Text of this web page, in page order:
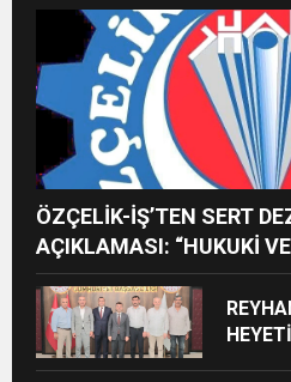
ÖZÇELİK-İŞ’TEN SERT
AÇIKLAMASI: “HUKUKİ
BAŞLATILDI”